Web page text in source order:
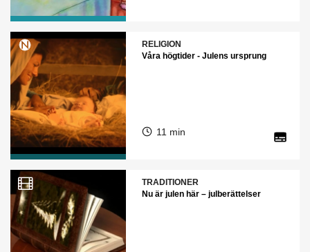
RELIGION
Våra högtider - Julens ursprung
11 min
TRADITIONER
Nu är julen här – julberättelser